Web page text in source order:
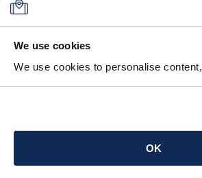
We use cookies
We use cookies to personalise
OK
Über uns
FAQ
Support
Blog
Freigepäck bei Airlines
Die Stasher-Garantie
AGB
App holen